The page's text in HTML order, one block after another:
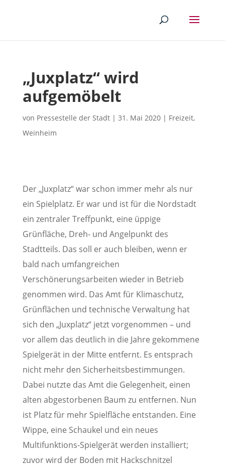
„Juxplatz“ wird
aufgemöbelt
von Pressestelle der Stadt| 31. Mai 2020| Freizeit,
Weinheim
Der „Juxplatz“ war schon immer mehr als nur
ein Spielplatz. Er war und ist für die Nordstadt
ein zentraler Treffpunkt, eine üppige
Grünfläche, Dreh- und Angelpunkt des
Stadtteils. Das soll er auch bleiben, wenn er
bald nach umfangreichen
Verschönerungsarbeiten wieder in Betrieb
genommen wird. Das Amt für Klimaschutz,
Grünflächen und technische Verwaltung hat
sich den „Juxplatz“ jetzt vorgenommen – und
vor allem das deutlich in die Jahre gekommene
Spielgerät in der Mitte entfernt. Es entsprach
nicht mehr den Sicherheitsbestimmungen.
Dabei nutzte das Amt die Gelegenheit, einen
alten abgestorbenen Baum zu entfernen. Nun
ist Platz für mehr Spielfläche entstanden. Eine
Wippe, eine Schaukel und ein neues
Multifunktions-Spielgerät werden installiert;
zuvor wird der Boden mit Hackschnitzel